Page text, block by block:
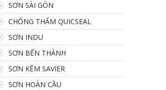
SƠN SÀI GÒN
CHỐNG THẤM QUICSEAL
SƠN INDU
SƠN BẾN THÀNH
SƠN KẼM SAVIER
SƠN HOÀN CẦU